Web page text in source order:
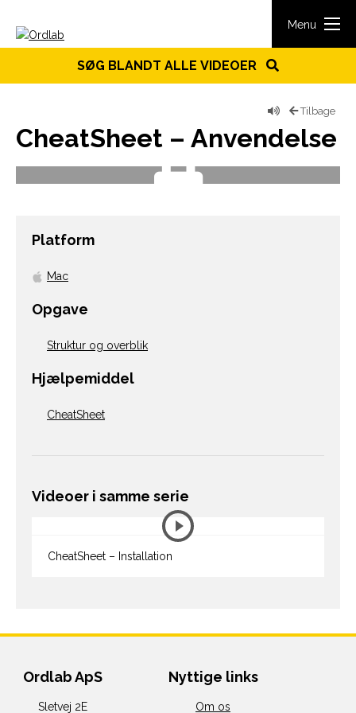
Menu
SØG BLANDT ALLE VIDEOER
Tilbage
CheatSheet – Anvendelse
Platform
Mac
Opgave
Struktur og overblik
Hjælpemiddel
CheatSheet
Videoer i samme serie
CheatSheet – Installation
Ordlab ApS
Sletvej 2E
Nyttige links
Om os